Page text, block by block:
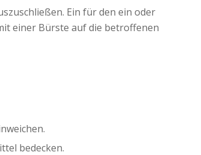
Ein für den ein oder
einer Bürste auf die betroffenen
bedecken.